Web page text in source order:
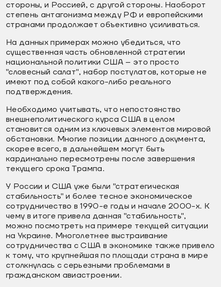
стороны, и Россией, с другой стороны. Наоборот
степень антагонизма между РФ и европейскими
странами продолжает объективно усиливаться.
На данных примерах можно убедиться, что
существенная часть обновленной стратегии
национальной политики США – это просто
"словесный салат", набор постулатов, которые не
имеют под собой какого-либо реального
подтверждения.
Необходимо учитывать, что непостоянство
внешнеполитического курса США в целом
становится одним из ключевых элементов мировой
обстановки. Многие позиции данного документа,
скорее всего, в дальнейшем могут быть
кардинально пересмотрены после завершения
текущего срока Трампа.
У России и США уже были "стратегическая
стабильность" и более тесное экономическое
сотрудничество в 1990-е годы и начале 2000-х. К
чему в итоге привела данная "стабильность",
можно посмотреть на примере текущей ситуации
на Украине. Многолетнее выстраивание
сотрудничества с США в экономике также привело
к тому, что крупнейшая по площади страна в мире
столкнулась с серьезными проблемами в
гражданском авиастроении.